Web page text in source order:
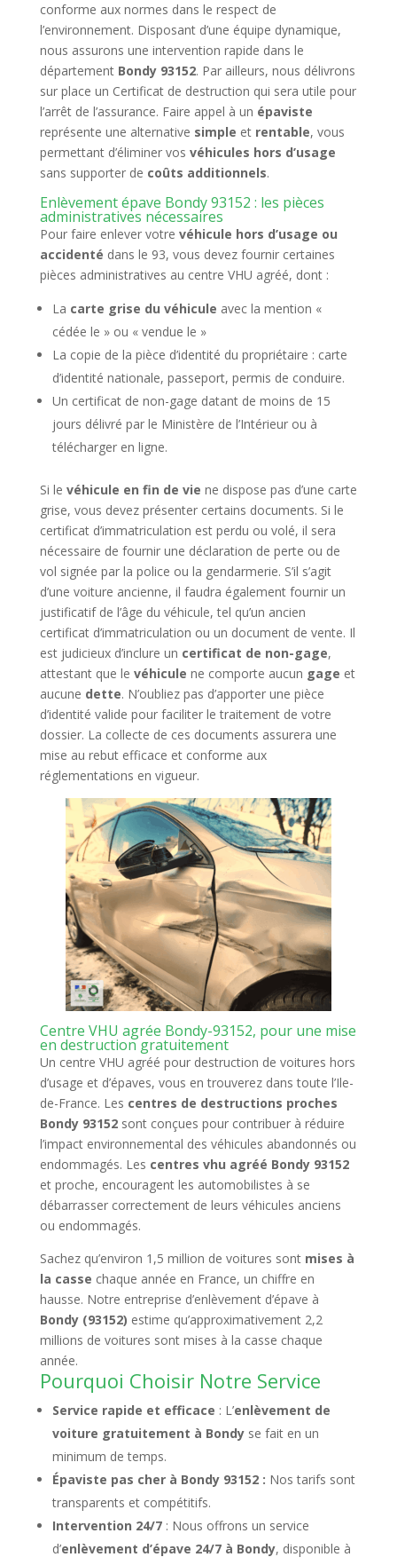
conforme aux normes dans le respect de
l’environnement. Disposant d’une équipe dynamique,
nous assurons une intervention rapide dans le
département Bondy 93152. Par ailleurs, nous délivrons
sur place un Certificat de destruction qui sera utile pour
l’arrêt de l’assurance. Faire appel à un épaviste
représente une alternative simple et rentable, vous
permettant d’éliminer vos véhicules hors d’usage
sans supporter de coûts additionnels.
Enlèvement épave Bondy 93152 : les pièces
administratives nécessaires
Pour faire enlever votre véhicule hors d’usage ou
accidenté dans le 93, vous devez fournir certaines
pièces administratives au centre VHU agréé, dont :
La carte grise du véhicule avec la mention «
cédée le » ou « vendue le »
La copie de la pièce d’identité du propriétaire : carte
d’identité nationale, passeport, permis de conduire.
Un certificat de non-gage datant de moins de 15
jours délivré par le Ministère de l’Intérieur ou à
télécharger en ligne.
Si le véhicule en fin de vie ne dispose pas d’une carte
grise, vous devez présenter certains documents. Si le
certificat d’immatriculation est perdu ou volé, il sera
nécessaire de fournir une déclaration de perte ou de
vol signée par la police ou la gendarmerie. S’il s’agit
d’une voiture ancienne, il faudra également fournir un
justificatif de l’âge du véhicule, tel qu’un ancien
certificat d’immatriculation ou un document de vente. Il
est judicieux d’inclure un certificat de non-gage,
attestant que le véhicule ne comporte aucun gage et
aucune dette. N’oubliez pas d’apporter une pièce
d’identité valide pour faciliter le traitement de votre
dossier. La collecte de ces documents assurera une
mise au rebut efficace et conforme aux
réglementations en vigueur.
Centre VHU agrée Bondy-93152, pour une mise
en destruction gratuitement
Un centre VHU agréé pour destruction de voitures hors
d’usage et d’épaves, vous en trouverez dans toute l’Ile-
de-France. Les centres de destructions proches
Bondy 93152sont conçues pour contribuer à réduire
l’impact environnemental des véhicules abandonnés ou
endommagés. Les centres vhu agréé Bondy 93152
et proche, encouragent les automobilistes à se
débarrasser correctement de leurs véhicules anciens
ou endommagés.
Sachez qu’environ 1,5 million de voitures sont mises à
la casse chaque année en France, un chiffre en
hausse. Notre entreprise d’enlèvement d’épave à
Bondy (93152) estime qu’approximativement 2,2
millions de voitures sont mises à la casse chaque
année.
Pourquoi Choisir Notre Service
Service rapide et efficace : L’enlèvement de
voiture gratuitement à Bondyse fait en un
minimum de temps.
Épaviste pas cher à Bondy 93152 : Nos tarifs sont
transparents et compétitifs.
Intervention 24/7: Nous offrons un service
d’enlèvement d’épave 24/7 à Bondy, disponible à